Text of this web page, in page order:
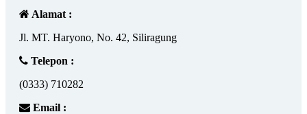
Alamat :
Jl. MT. Haryono, No. 42, Siliragung
Telepon :
(0333) 710282
Email :